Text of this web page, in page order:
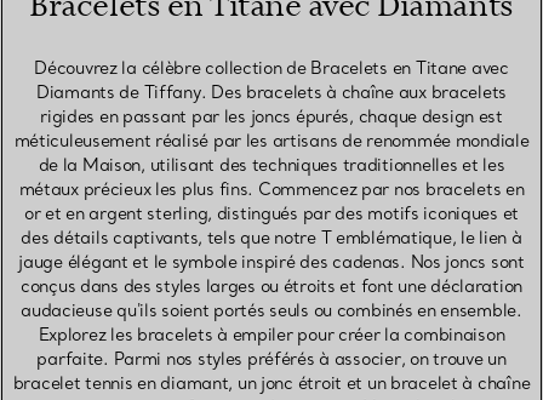
Découvrez la célèbre collection de Bracelets en Titane avec
Diamants de Tiffany. Des bracelets à chaîne aux bracelets
rigides en passant par les joncs épurés, chaque design est
méticuleusement réalisé par les artisans de renommée mondiale
de la Maison, utilisant des techniques traditionnelles et les
métaux précieux les plus fins. Commencez par nos bracelets en
or et en argent sterling, distingués par des motifs iconiques et
des détails captivants, tels que notre T emblématique, le lien à
jauge élégant et le symbole inspiré des cadenas. Nos joncs sont
conçus dans des styles larges ou étroits et font une déclaration
audacieuse qu'ils soient portés seuls ou combinés en ensemble.
Explorez les bracelets à empiler pour créer la combinaison
parfaite. Parmi nos styles préférés à associer, on trouve un
bracelet tennis en diamant, un jonc étroit et un bracelet à chaîne